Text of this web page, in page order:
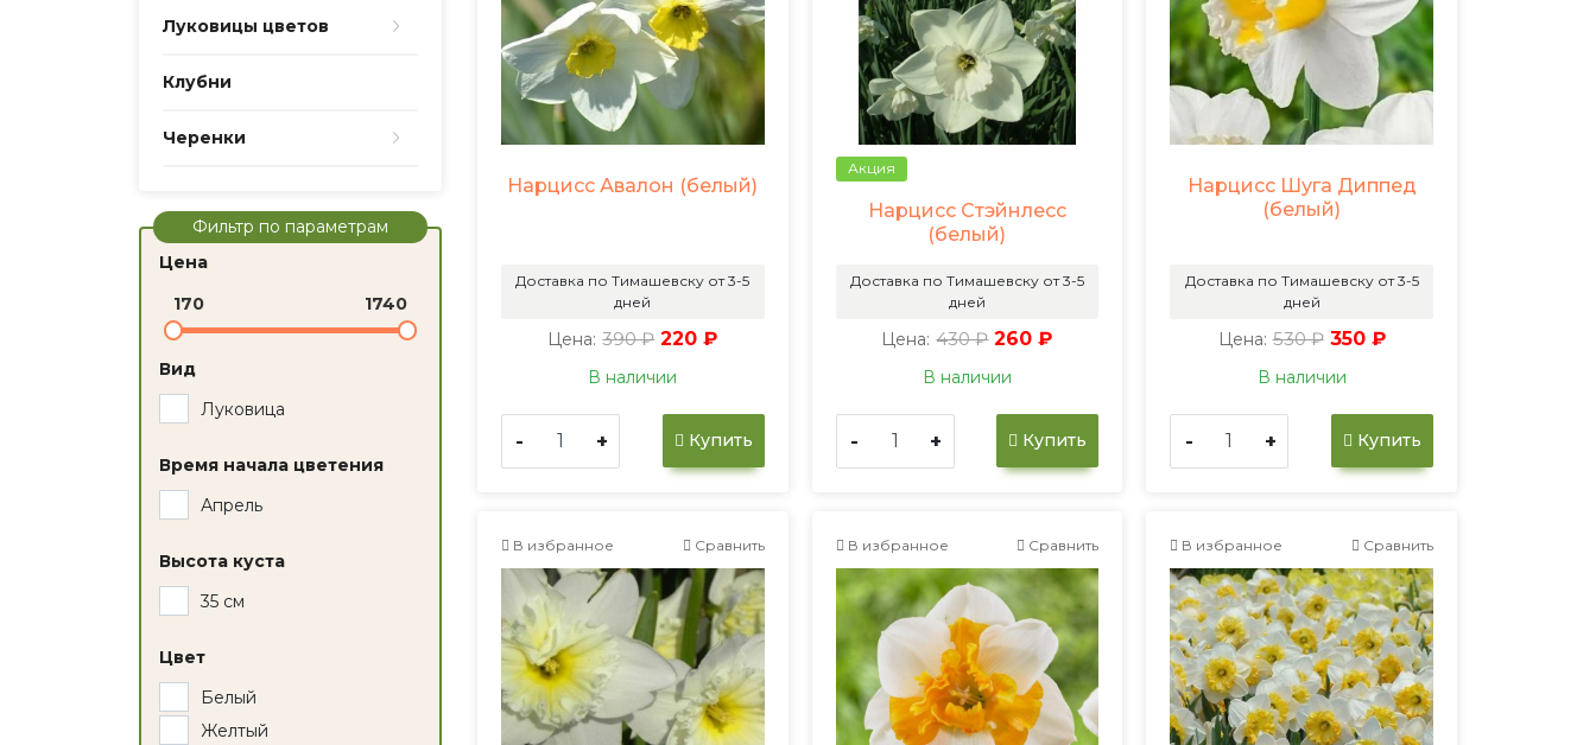
Луковицы цветов
Клубни
Черенки
Фильтр по параметрам
Цена
170
1740
Вид
Луковица
Время начала цветения
Апрель
Высота куста
35 см
Цвет
Белый
Желтый
Нарцисс Авалон (белый)
Доставка по Тимашевску от 3-5
дней
Цена: 390 ₽ 220 ₽
В наличии
- + Купить
Акция
Нарцисс Стэйнлесс
(белый)
Доставка по Тимашевску от 3-5
дней
Цена: 430 ₽ 260 ₽
В наличии
- + Купить
Нарцисс Шуга Диппед
(белый)
Доставка по Тимашевску от 3-5
дней
Цена: 530 ₽ 350 ₽
В наличии
- + Купить
В избранное Сравнить В избранное Сравнить В избранное Сравнить